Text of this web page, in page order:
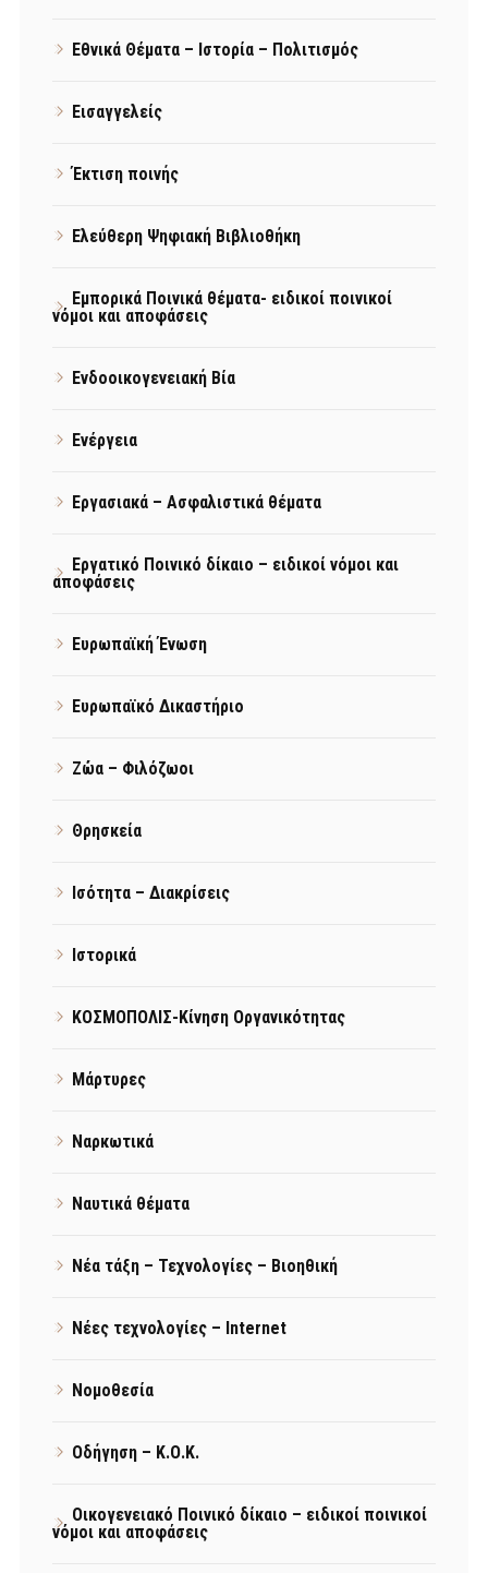
Εθνικά Θέματα – Ιστορία – Πολιτισμός
Εισαγγελείς
Έκτιση ποινής
Ελεύθερη Ψηφιακή Βιβλιοθήκη
Εμπορικά Ποινικά θέματα- ειδικοί ποινικοί
νόμοι και αποφάσεις
Ενδοοικογενειακή Βία
Ενέργεια
Εργασιακά – Ασφαλιστικά θέματα
Εργατικό Ποινικό δίκαιο – ειδικοί νόμοι και
αποφάσεις
Ευρωπαϊκή Ένωση
Ευρωπαϊκό Δικαστήριο
Ζώα – Φιλόζωοι
Θρησκεία
Ισότητα – Διακρίσεις
Ιστορικά
ΚΟΣΜΟΠΟΛΙΣ-Κίνηση Οργανικότητας
Μάρτυρες
Ναρκωτικά
Ναυτικά θέματα
Νέα τάξη – Τεχνολογίες – Βιοηθική
Νέες τεχνολογίες – Internet
Νομοθεσία
Οδήγηση – Κ.Ο.Κ.
Οικογενειακό Ποινικό δίκαιο – ειδικοί ποινικοί
νόμοι και αποφάσεις